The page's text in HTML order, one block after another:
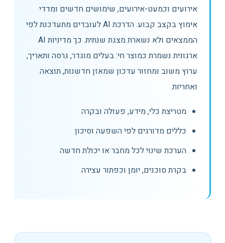
אירועים וכמעט-אירועים, שימושים חדשים ומדדי
אימוץ בקצב קבוע. הדרכת AI לעובדים מתעדכנת לפי
הממצאים ולא נשארת מצגת שנתית. כך מדיניות AI
ארגונית נשמרת כמוצר חי: בעלים מוגדר, גרסה ותאריך,
ערוץ משוב ומחזור עדכון שמאזן חדשנות, תוצאה
ואחריות.
מטריצת כלי, מידע, פעולה ובקרה
כללים מדורגים לפי השפעה וסיכון
הערכת שינוי לכל מחבר או יכולת חדשה
בקרת סוכנים, יומן וכפתור עצירה